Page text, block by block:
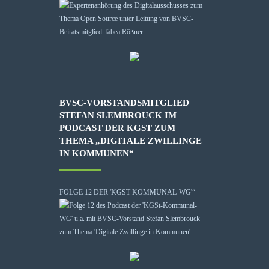
BVSC-VORSTANDSMITGLIED
STEFAN SLEMBROUCK IM
PODCAST DER KGST ZUM
THEMA „DIGITALE ZWILLINGE
IN KOMMUNEN“
FOLGE 12 DER 'KGST-KOMMUNAL-WG'“